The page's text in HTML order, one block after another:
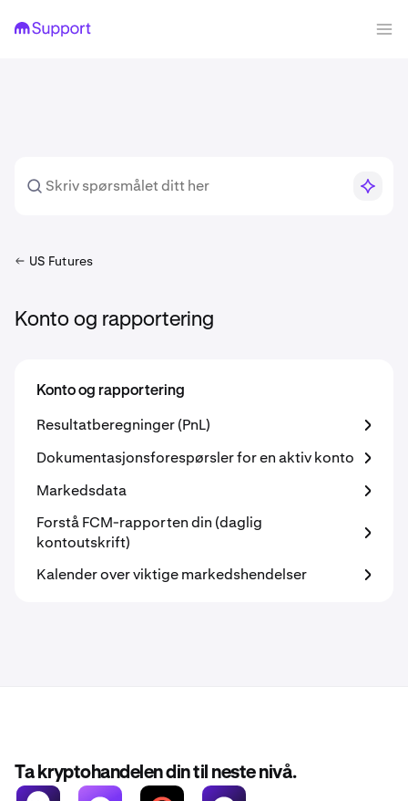
US Futures
Konto og rapportering
Konto og rapportering
Resultatberegninger (PnL)
Dokumentasjonsforespørsler for en aktiv konto
Markedsdata
Forstå FCM-rapporten din (daglig
kontoutskrift)
Kalender over viktige markedshendelser
Ta kryptohandelen din til neste nivå.